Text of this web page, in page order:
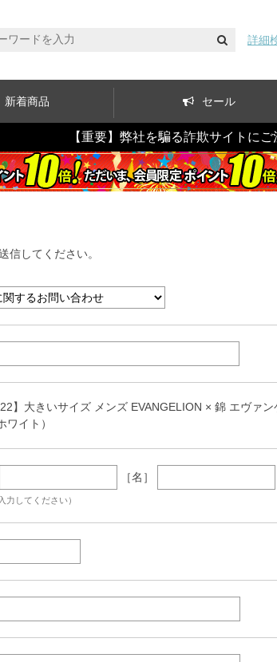
詳細
新着商品 セール
【重要】弊社を騙る詐欺サイトに
信してください。
】大きいサイズ メンズ EVANGELION × 錦 エヴァ
ワイト）
［名］
力してください）